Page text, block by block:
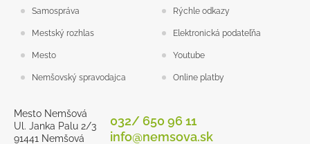
Samospráva Rýchle odkazy
Mestský rozhlas Elektronická podateľňa
Mesto Youtube
Nemšovský spravodajca Online platby
Mesto Nemšová
Ul. Janka Palu 2/3
91441 Nemšová
032/ 650 96 11
info@nemsova.sk